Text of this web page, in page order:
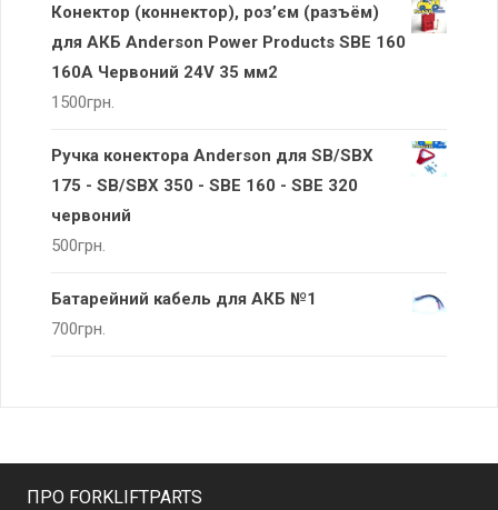
Конектор (коннектор), роз’єм (разъём)
для АКБ Anderson Power Products SBE 160
160А Червоний 24V 35 мм2
1500грн.
Ручка конектора Anderson для SB/SBX
175 - SB/SBX 350 - SBE 160 - SBE 320
червоний
500грн.
Батарейний кабель для АКБ №1
700грн.
ПРО FORKLIFTPARTS